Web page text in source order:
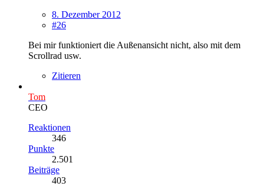
8. Dezember 2012
#26
Bei mir funktioniert die Außenansicht nicht, also mit dem
Scrollrad usw.
Zitieren
Tom
CEO
Reaktionen
346
Punkte
2.501
Beiträge
403